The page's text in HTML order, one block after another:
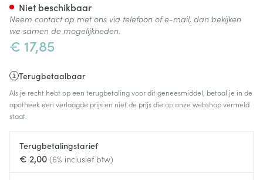
€ 17,85
Terugbetaalbaar
Als je recht hebt op een terugbetaling voor dit geneesmiddel, betaal je in de
apotheek een verlaagde prijs en niet de prijs die op onze webshop vermeld
staat.
Terugbetalingstarief
€ 2,00 (6% inclusief btw)
Niet beschikbaar
Neem contact op met ons via telefoon of e-mail, dan bekijken
we samen de mogelijkheden.